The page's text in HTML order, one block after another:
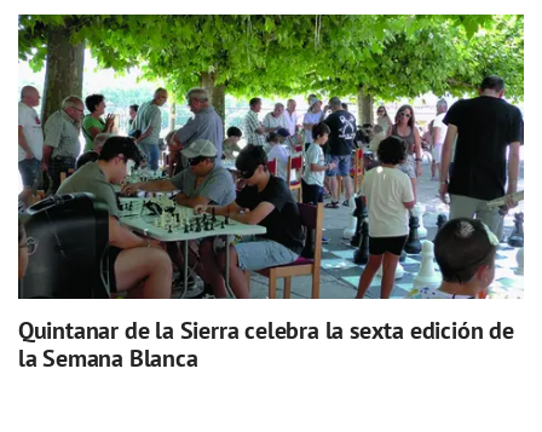
Quintanar de la Sierra celebra la sexta edición de
la Semana Blanca